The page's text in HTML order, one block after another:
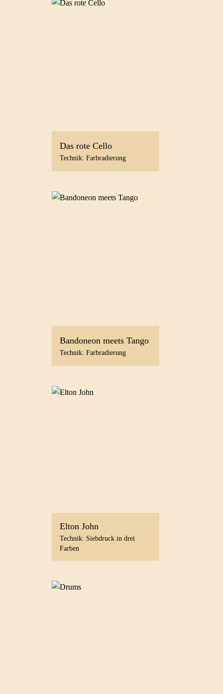
Das rote Cello
Technik: Farbradierung
Bandoneon meets Tango
Technik: Farbradierung
Elton John
Technik: Siebdruck in drei
Farben